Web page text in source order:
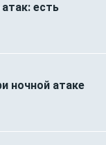
есть
ночной атаке